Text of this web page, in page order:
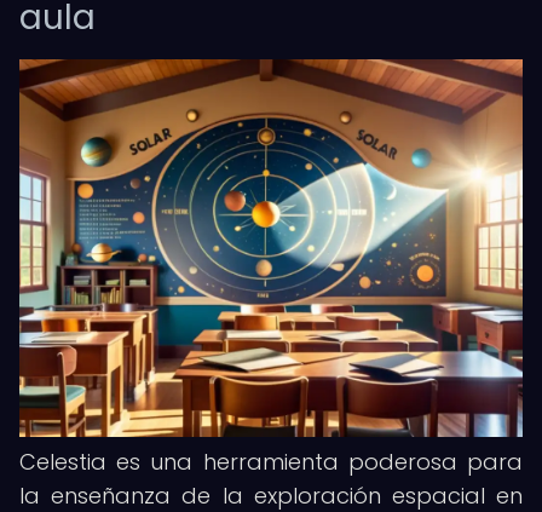
aula
Celestia es una herramienta poderosa para
la enseñanza de la exploración espacial en